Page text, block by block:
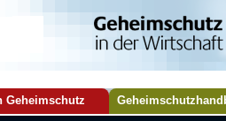
Geheimschutz